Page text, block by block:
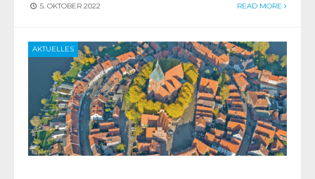
5. OKTOBER 2022 READ MORE
AKTUELLES